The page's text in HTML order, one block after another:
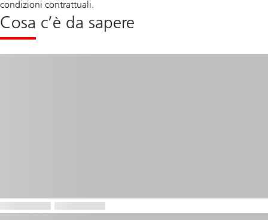
condizioni contrattuali.
Cosa c’è da sapere